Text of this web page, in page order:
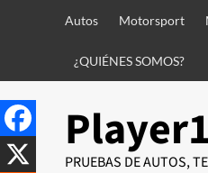
Autos Motorsport
¿QUIÉNES SOMOS?
PRUEBAS DE AUTOS,